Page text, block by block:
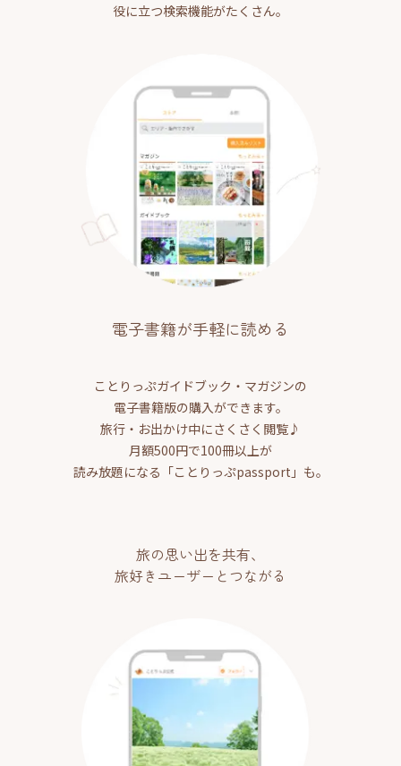
役に立つ検索機能がたくさん。
電子書籍が手軽に読める
ことりっぷガイドブック・マガジンの
電子書籍版の購入ができます。
旅行・お出かけ中にさくさく閲覧♪
月額500円で100冊以上が
読み放題になる「ことりっぷpassport」も。
旅の思い出を共有、
旅好きユーザーとつながる